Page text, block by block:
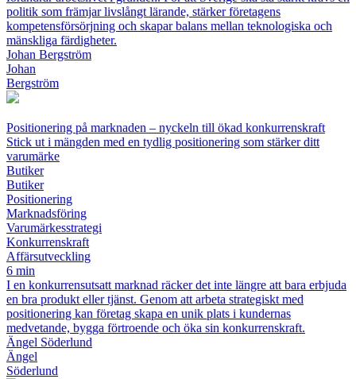
politik som främjar livslångt lärande, stärker företagens
kompetensförsörjning och skapar balans mellan teknologiska och
mänskliga färdigheter.
Johan Bergström
Johan
Bergström
Positionering på marknaden – nyckeln till ökad konkurrenskraft
Stick ut i mängden med en tydlig positionering som stärker ditt
varumärke
Butiker
Butiker
Positionering
Marknadsföring
Varumärkesstrategi
Konkurrenskraft
Affärsutveckling
6 min
I en konkurrensutsatt marknad räcker det inte längre att bara erbjuda
en bra produkt eller tjänst. Genom att arbeta strategiskt med
positionering kan företag skapa en unik plats i kundernas
medvetande, bygga förtroende och öka sin konkurrenskraft.
Ängel Söderlund
Ängel
Söderlund